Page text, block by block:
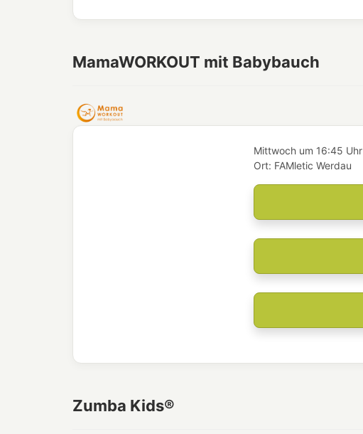
MamaWORKOUT mit Babybauch
Mittwoch um 16:45 Uhr
Ort: FAMletic Werdau
Zumba Kids®